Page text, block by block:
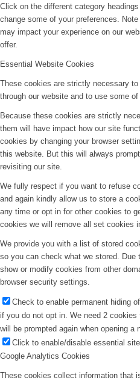
Click on the different category
change some of your preferences.
may impact your experience on our
offer.
Essential Website Cookies
These cookies are strictly necessary
through our website and to use some
Because these cookies are strictly
them will have impact how our site
cookies by changing your browser
this website. But this will always
revisiting our site.
We fully respect if you want to refuse
and again kindly allow us to store a
any time or opt in for other cookies to
cookies we will remove all set cookies
We provide you with a list of stored
so you can check what we stored.
show or modify cookies from other
browser security settings.
Check to enable permanent hiding
if you do not opt in. We need 2
will be prompted again when opening a
Click to enable/disable essential
Google Analytics Cookies
These cookies collect information that